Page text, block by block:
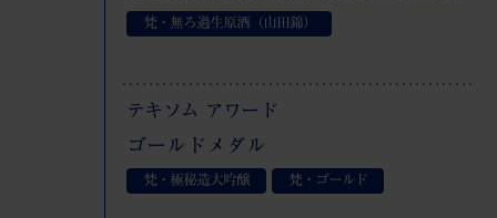
梵・無ろ過生原酒（山田錦）
テキソム アワード
ゴールドメダル
梵・極秘造大吟醸 梵・ゴールド